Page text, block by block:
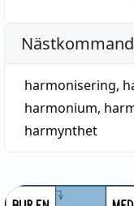
harmonisering,
harmonium,
harmynthet